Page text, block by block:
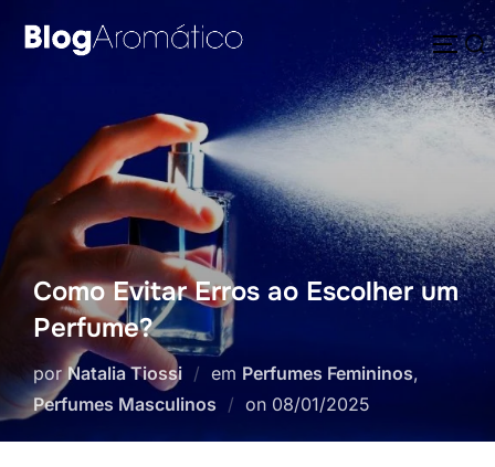
para
Pesquisar
por:
Como Evitar Erros ao Escolher um
Perfume?
porNatalia Tiossi em Perfumes Femininos,
Perfumes Masculinos
on Postado
08/01/2025